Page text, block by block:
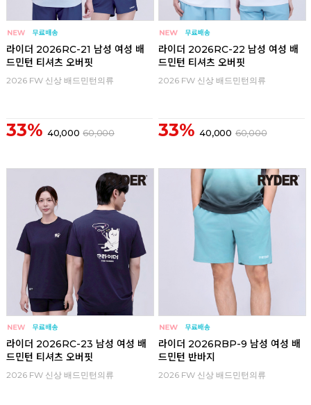
라이더 2026RC-21 남성 여성 배
드민턴 티셔츠 오버핏
2026 FW 신상 배드민턴의류
33% 40,000 60,000
라이더 2026RC-22 남성 여성 배
드민턴 티셔츠 오버핏
2026 FW 신상 배드민턴의류
33% 40,000 60,000
라이더 2026RC-23 남성 여성 배
드민턴 티셔츠 오버핏
2026 FW 신상 배드민턴의류
라이더 2026RBP-9 남성 여성 배
드민턴 반바지
2026 FW 신상 배드민턴의류